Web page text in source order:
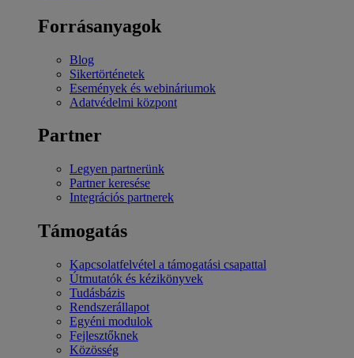
Forrásanyagok
Blog
Sikertörténetek
Események és webináriumok
Adatvédelmi központ
Partner
Legyen partnerünk
Partner keresése
Integrációs partnerek
Támogatás
Kapcsolatfelvétel a támogatási csapattal
Útmutatók és kézikönyvek
Tudásbázis
Rendszerállapot
Egyéni modulok
Fejlesztőknek
Közösség